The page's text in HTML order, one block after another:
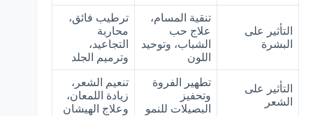
التأثير على
البشرة
تنقية المسام،
علاج حب
الشباب، وتوحيد
اللون
ترطيب فائق،
محاربة
التجاعيد،
وترميم الجلد
التأثير على
الشعر
تطهير الفروة
وتحفيز
البصيلات للنمو
تنعيم الشعر،
زيادة اللمعان،
وعلاج الهيشان